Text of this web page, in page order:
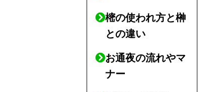
樒の使われ方と榊
との違い
お通夜の流れやマ
ナー